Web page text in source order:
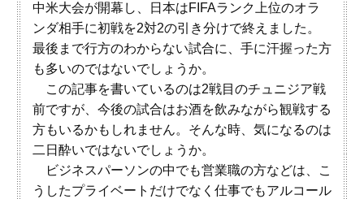
中米大会が開幕し、日本はFIFAランク上位のオラ
ンダ相手に初戦を2対2の引き分けで終えました。
最後まで行方のわからない試合に、手に汗握った方
も多いのではないでしょうか。
この記事を書いているのは2戦目のチュニジア戦
前ですが、今後の試合はお酒を飲みながら観戦する
方もいるかもしれません。そんな時、気になるのは
二日酔いではないでしょうか。
ビジネスパーソンの中でも営業職の方などは、こ
うしたプライベートだけでなく仕事でもアルコール